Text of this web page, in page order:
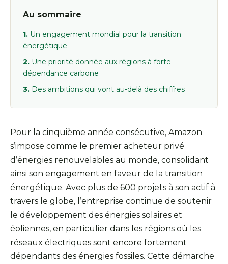
Au sommaire
Un engagement mondial pour la transition
énergétique
Une priorité donnée aux régions à forte
dépendance carbone
Des ambitions qui vont au-delà des chiffres
Pour la cinquième année consécutive, Amazon
s’impose comme le premier acheteur privé
d’énergies renouvelables au monde, consolidant
ainsi son engagement en faveur de la transition
énergétique. Avec plus de 600 projets à son actif à
travers le globe, l’entreprise continue de soutenir
le développement des énergies solaires et
éoliennes, en particulier dans les régions où les
réseaux électriques sont encore fortement
dépendants des énergies fossiles. Cette démarche